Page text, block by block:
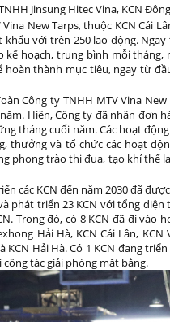
Jinsung Hitec Vina, KCN
New Tarps, thuộc KCN Cái
với trên 250 lao động.
kế hoạch, trung bình mỗi
hoàn thành mục tiêu, ngay từ
Công ty TNHH MTV Vina
Hiện, Công ty đã nhận đơn
tháng cuối năm. Các hoạt
thưởng và tổ chức các hoạt
phong trào thi đua, tạo khí thế
các KCN đến năm 2030 đã
phát triển 23 KCN với tổng
Trong đó, có 8 KCN đã đi
Hải Hà, KCN Cái Lân,
KCN Hải Hà. Có 1 KCN đang
tác giải phóng mặt bằng.